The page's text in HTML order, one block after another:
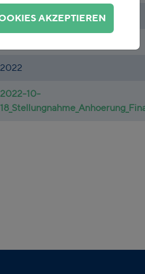
Florian Zerzawy
2022
2022-10-
AKZEPTIEREN